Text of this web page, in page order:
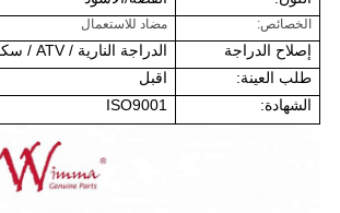
الخصائص: مضاد للاستعمال
إصلاح الدراجة
الدراجة النارية / ATV / سكوتر
طلب العينة:
اقبل
الشهادة:
ISO9001